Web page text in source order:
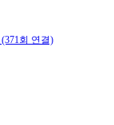
(371회 연결)